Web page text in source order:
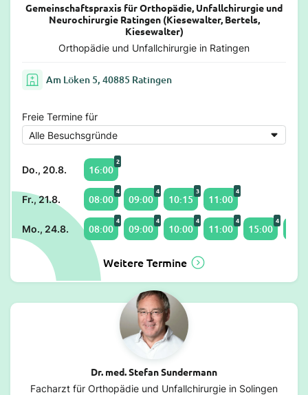
Gemeinschaftspraxis für Orthopädie, Unfallchirurgie und
Neurochirurgie Ratingen (Kiesewalter, Bertels,
Kiesewalter)
Orthopädie und Unfallchirurgie in Ratingen
Am Löken 5, 40885 Ratingen
Freie Termine für
Do., 20.8. 16:00
2
Fr., 21.8. 08:00
4
09:00
4
10:15
3
11:00
4
Mo., 24.8. 08:00
4
09:00
4
10:00
4
11:00
4
15:00
4
Weitere Termine
Dr. med. Stefan Sundermann
Facharzt für Orthopädie und Unfallchirurgie in Solingen